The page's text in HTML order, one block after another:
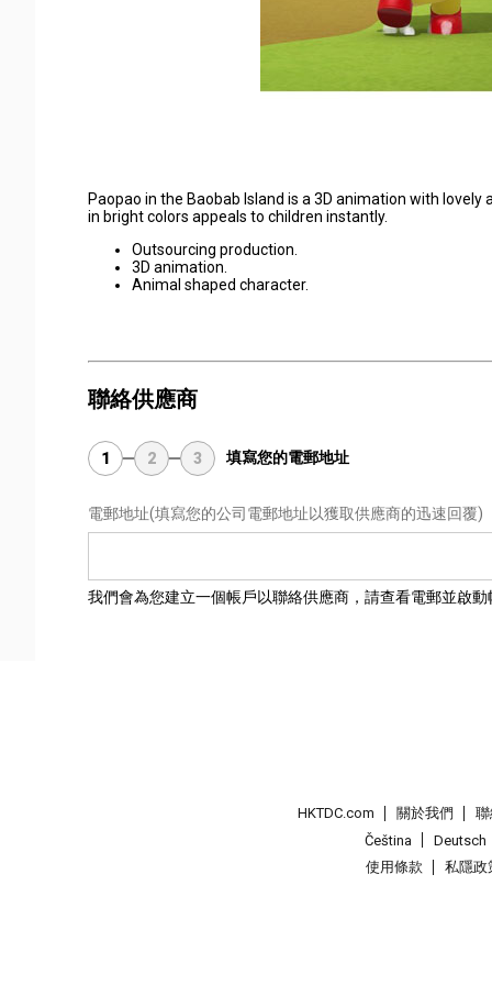
Paopao in the Baobab Island is a 3D animation with
in bright colors appeals to children instantly.
Outsourcing production.
3D animation.
Animal shaped character.
聯絡供應商
1 2 3 填寫您的電郵地址
電郵地址(填寫您的公司電郵地址以獲取供應商的迅速回覆)
我們會為您建立一個帳戶以聯絡供應商，請查看電郵並啟動
HKTDC.com 關於我們
Čeština
Deutsch
使用條款
私隱政